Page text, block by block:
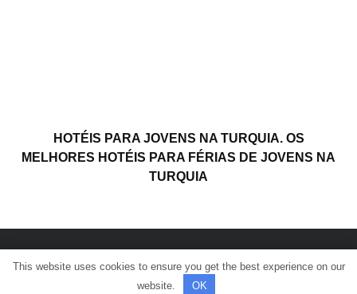
HOTÉIS PARA JOVENS NA TURQUIA. OS
MELHORES HOTÉIS PARA FÉRIAS DE JOVENS NA
TURQUIA
© Todos os direitos reservados.
This website uses cookies to ensure you get the best experience on our
website.
OK